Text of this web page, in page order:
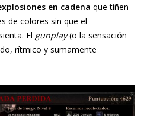
en cadena que tiñen
de colores sin que el
El gunplay(o la sensación
rítmico y sumamente